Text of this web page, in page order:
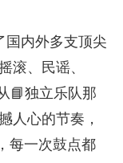
国内外多支顶尖
滚、民谣、
📘独立乐队那
人心的节奏，
每一次鼓点都